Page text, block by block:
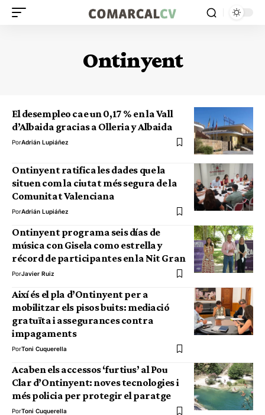
Ontinyent
El desempleo cae un 0,17 % en la Vall
d’Albaida gracias a Olleria y Albaida
PorAdrián Lupiáñez
Ontinyent ratifica les dades que la
situen com la ciutat més segura de la
Comunitat Valenciana
PorAdrián Lupiáñez
Ontinyent programa seis días de
música con Gisela como estrella y
récord de participantes en la Nit Gran
PorJavier Ruiz
Així és el pla d’Ontinyent per a
mobilitzar els pisos buits: mediació
gratuïta i assegurances contra
impagaments
PorToni Cuquerella
Acaben els accessos ‘furtius’ al Pou
Clar d’Ontinyent: noves tecnologies i
més policia per protegir el paratge
PorToni Cuquerella